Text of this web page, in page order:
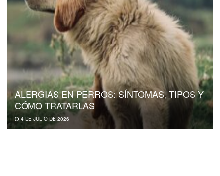
ALERGIAS EN PERROS: SÍNTOMAS, TIPOS Y
CÓMO TRATARLAS
4 DE JULIO DE 2026